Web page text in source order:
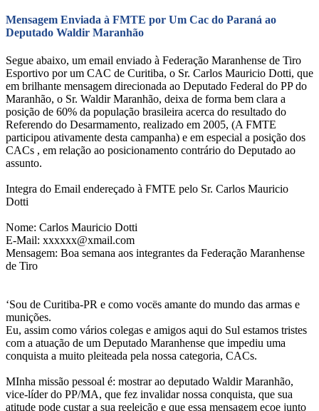
Mensagem Enviada à FMTE por Um Cac do Paraná ao
Deputado Waldir Maranhão
Segue abaixo, um email enviado à Federação Maranhense de Tiro
Esportivo por um CAC de Curitiba, o Sr. Carlos Mauricio Dotti, que
em brilhante mensagem direcionada ao Deputado Federal do PP do
Maranhão, o Sr. Waldir Maranhão, deixa de forma bem clara a
posição de 60% da população brasileira acerca do resultado do
Referendo do Desarmamento, realizado em 2005, (A FMTE
participou ativamente desta campanha) e em especial a posição dos
CACs , em relação ao posicionamento contrário do Deputado ao
assunto.
Integra do Email endereçado à FMTE pelo Sr. Carlos Mauricio
Dotti
Nome: Carlos Mauricio Dotti
E-Mail: xxxxxx@xmail.com
Mensagem: Boa semana aos integrantes da Federação Maranhense
de Tiro
‘Sou de Curitiba-PR e como vocës amante do mundo das armas e
munições.
Eu, assim como vários colegas e amigos aqui do Sul estamos tristes
com a atuação de um Deputado Maranhense que impediu uma
conquista a muito pleiteada pela nossa categoria, CACs.
MInha missão pessoal é: mostrar ao deputado Waldir Maranhão,
vice-líder do PP/MA, que fez invalidar nossa conquista, que sua
atitude pode custar a sua reeleição e que essa mensagem ecoe junto